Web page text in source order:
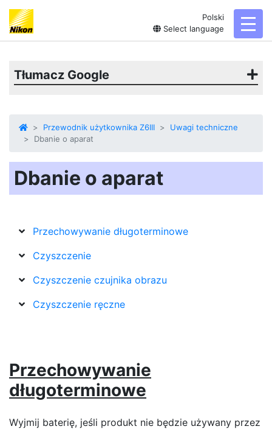
Polski
Select language
Tłumacz Google
Przewodnik użytkownika Z6III
Uwagi techniczne
Dbanie o aparat
Dbanie o aparat
Przechowywanie długoterminowe
Czyszczenie
Czyszczenie czujnika obrazu
Czyszczenie ręczne
Przechowywanie
długoterminowe
Wyjmij baterię, jeśli produkt nie będzie używany przez